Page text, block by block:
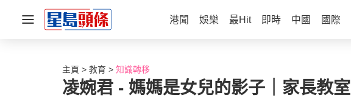
港聞 娛樂 最Hit 即時 中國 國際
主頁 教育 知識轉移
凌婉君 - 媽媽是女兒的影子｜家長教室